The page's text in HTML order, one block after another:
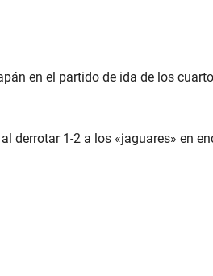
en el partido de ida de los
derrotar 1-2 a los «jaguares» en